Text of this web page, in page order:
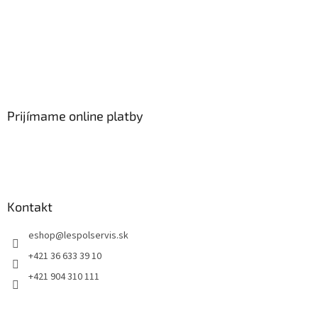
Prijímame online platby
Kontakt
eshop@lespolservis.sk
+421 36 633 39 10
+421 904 310 111